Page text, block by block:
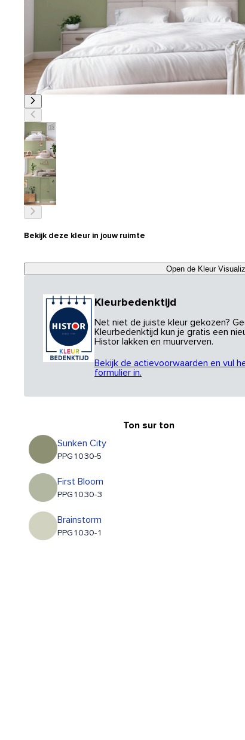
Bekijk deze kleur in jouw ruimte
Open de Kleur
Kleurbedenktijd
Net niet de juiste kleur gekozen?
Kleurbedenktijd kun je gratis een
Histor lakken en muurverven.
Bekijk de actievoorwaarden en vul
formulier in.
Ton sur ton
Sunken City
PPG1030-5
First Bloom
PPG1030-3
Brainstorm
PPG1030-1